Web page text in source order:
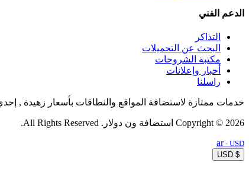
الدعم الفني
التذاكر
البحث عن التحميلات
مكتبة الشروحات
أخبار وإعلانات
راسلنا
خدمات ممتازة لاستضافة المواقع والنطاقات بأسعار زهيدة ,
Copyright © 2026 استضافة ون دولار. All Rights Reserved.
ar- USD
$ USD